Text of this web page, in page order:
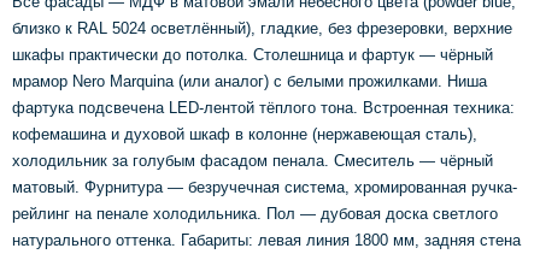
близко к RAL 5024 осветлённый), гладкие, без фрезеровки, верхние
шкафы практически до потолка. Столешница и фартук — чёрный
мрамор Nero Marquina (или аналог) с белыми прожилками. Ниша
фартука подсвечена LED-лентой тёплого тона. Встроенная техника:
кофемашина и духовой шкаф в колонне (нержавеющая сталь),
холодильник за голубым фасадом пенала. Смеситель — чёрный
матовый. Фурнитура — безручечная система, хромированная ручка-
рейлинг на пенале холодильника. Пол — дубовая доска светлого
натурального оттенка. Габариты: левая линия 1800 мм, задняя стена